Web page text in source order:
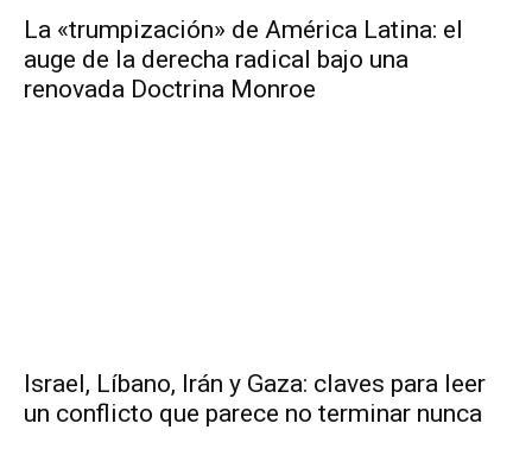
La «trumpización» de América Latina: el
auge de la derecha radical bajo una
renovada Doctrina Monroe
Israel, Líbano, Irán y Gaza: claves para leer
un conflicto que parece no terminar nunca